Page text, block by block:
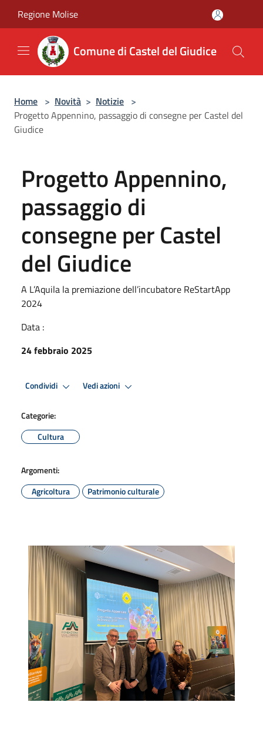
Regione Molise
Comune di Castel del Giudice
Home > Novità > Notizie >
Progetto Appennino, passaggio di consegne per Castel del
Giudice
Progetto Appennino,
passaggio di
consegne per Castel
del Giudice
A L’Aquila la premiazione dell’incubatore ReStartApp
2024
Data :
24 febbraio 2025
Condividi Vedi azioni
Categorie:
Cultura
Argomenti:
Agricoltura
Patrimonio culturale